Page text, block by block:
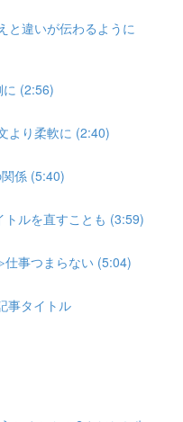
と違いが伝わるように
に (2:56)
より柔軟に (2:40)
係 (5:40)
ルを直すことも (3:59)
事つまらない (5:04)
事タイトル